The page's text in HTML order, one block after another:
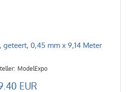
geteert, 0,45 mm x 9,14 Meter
ModelExpo
EUR